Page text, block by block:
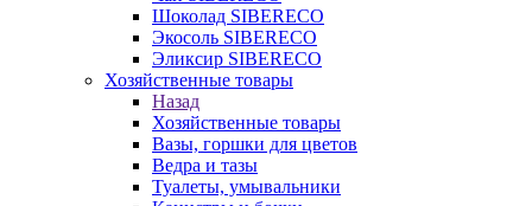
Шоколад SIBERECO
Экосоль SIBERECO
Эликсир SIBERECO
Хозяйственные товары
Назад
Хозяйственные товары
Вазы, горшки для цветов
Ведра и тазы
Туалеты, умывальники